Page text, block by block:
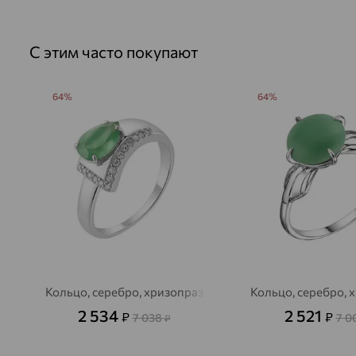
С этим часто покупают
Кольцо, серебро, хризопраз
2 534 ₽ 7 038₽
64%
Кольцо, серебро,
2 521 ₽ 7
64%